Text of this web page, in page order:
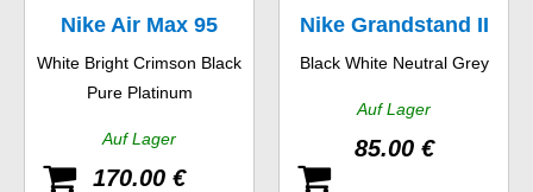
Nike Air Max 95
Essential
White Bright Crimson Black
Pure Platinum
Auf Lager
170.00 €
Nike Grandstand II
Black White Neutral Grey
Auf Lager
85.00 €